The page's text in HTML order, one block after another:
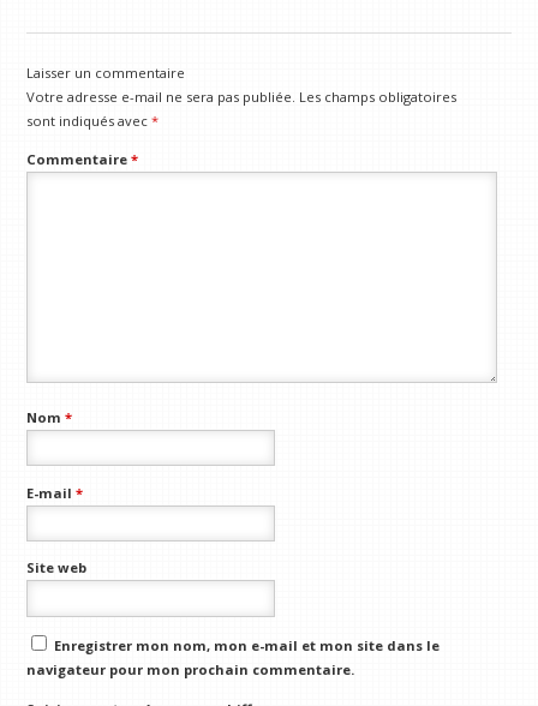
Laisser un commentaire
Votre adresse e-mail ne sera pas publiée. Les champs obligatoires
sont indiqués avec*
Commentaire*
Nom*
E-mail*
Site web
Enregistrer mon nom, mon e-mail et mon site dans le
navigateur pour mon prochain commentaire.